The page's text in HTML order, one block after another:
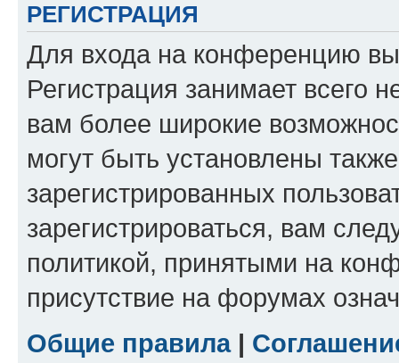
РЕГИСТРАЦИЯ
Для входа на конференцию
Регистрация занимает всего
вам более широкие
могут быть установлены
зарегистрированных
зарегистрироваться, вам
политикой, принятыми на
присутствие на форумах
Общие правила|